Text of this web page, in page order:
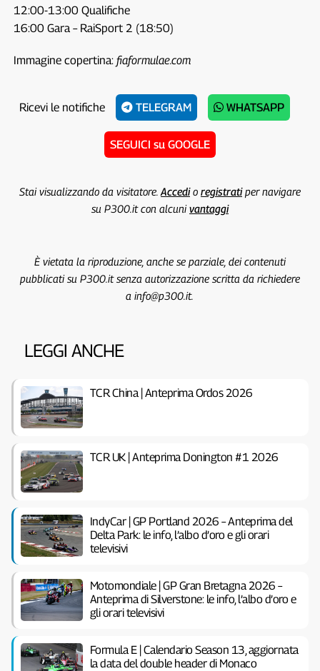
12:00-13:00 Qualifiche
16:00 Gara – RaiSport 2 (18:50)
Immagine copertina:fiaformulae.com
Ricevi le notifiche TELEGRAM WHATSAPP
SEGUICI su GOOGLE
Stai visualizzando da visitatore. Accedio registratiper navigare
su P300.it con alcunivantaggi
È vietata la riproduzione, anche se parziale, dei contenuti
pubblicati su P300.it senza autorizzazione scritta da richiedere
a info@p300.it.
LEGGI ANCHE
TCR China | Anteprima Ordos 2026
TCR UK | Anteprima Donington #1 2026
IndyCar | GP Portland 2026 – Anteprima del
Delta Park: le info, l’albo d’oro e gli orari
televisivi
Motomondiale | GP Gran Bretagna 2026 –
Anteprima di Silverstone: le info, l’albo d’oro e
gli orari televisivi
Formula E | Calendario Season 13, aggiornata
la data del double header di Monaco